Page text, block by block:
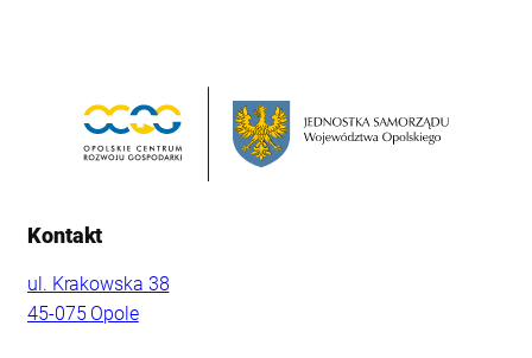
Kontakt
ul. Krakowska 38
45-075 Opole